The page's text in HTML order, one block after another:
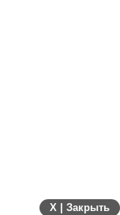
X | Закрыть